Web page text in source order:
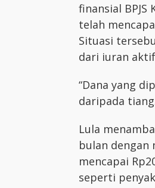
finansial
telah
Situasi
dari iuran
“Dana yang
daripada
Lula
bulan dengan
mencapai
seperti